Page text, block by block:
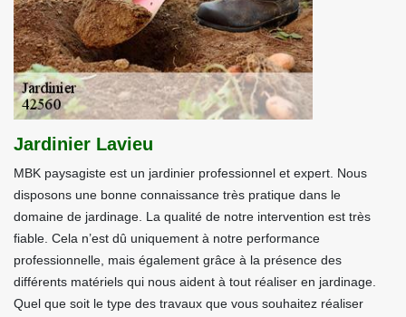
Jardinier Lavieu
MBK paysagiste est un jardinier professionnel et expert. Nous
disposons une bonne connaissance très pratique dans le
domaine de jardinage. La qualité de notre intervention est très
fiable. Cela n’est dû uniquement à notre performance
professionnelle, mais également grâce à la présence des
différents matériels qui nous aident à tout réaliser en jardinage.
Quel que soit le type des travaux que vous souhaitez réaliser